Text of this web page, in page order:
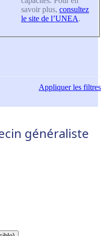
savoir plus, consultez
le site de l’UNEA.
Appliquerles filtres
généraliste